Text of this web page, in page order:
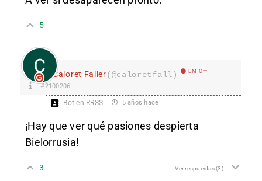
5
Caloret Faller(@caloretfall) EM Off
#2100206
Bot en RRSS 5 años hace
¡Hay que ver qué pasiones despierta
Bielorrusia!
3 Ver respuestas(3)